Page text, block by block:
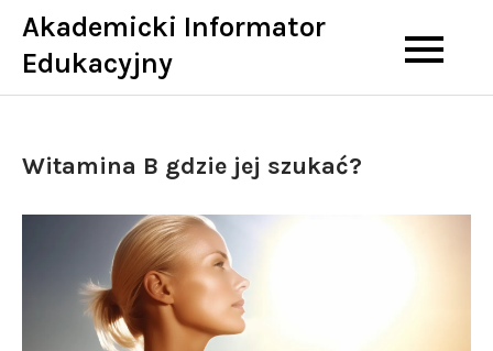
Skip
content
Akademicki Informator
Edukacyjny
Witamina B gdzie jej szukać?